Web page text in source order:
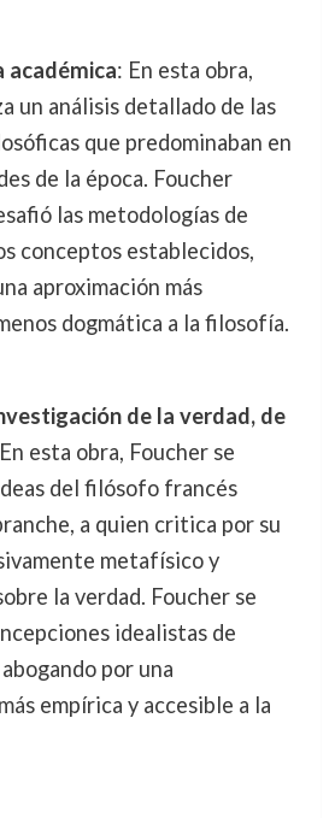
académica: En esta obra,
un análisis detallado de las
que predominaban en
de la época. Foucher
las metodologías de
conceptos establecidos,
aproximación más
dogmática a la filosofía.
de la verdad, de
esta obra, Foucher se
del filósofo francés
a quien critica por su
metafísico y
la verdad. Foucher se
idealistas de
por una
empírica y accesible a la